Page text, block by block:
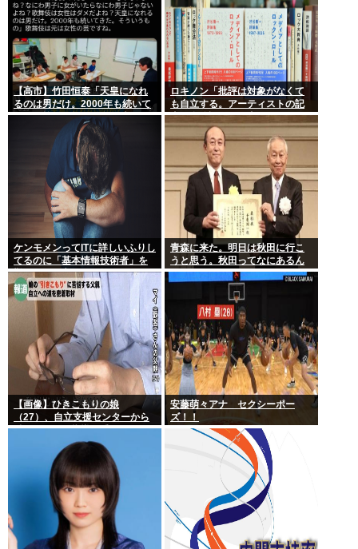
【高市】竹田恒泰「天皇になれ
るのは男だけ。2000年も続いて
きた伝統。歌舞伎も女は駄目だ
ロキノン「批評は対象がなくて
も自立する。アーティストの記
事に自分語りしか書かなくても
OK」 これさぁ…
ケンモメンってITに詳しいふりし
てるのに「基本情報技術者」を
難しいって言ってて笑ったわ
青森に来た。明日は秋田に行こ
うと思う。秋田ってなにあるん
だ？
【画像】ひきこもりの娘
（27）、自立支援センターから
酷いスパルタ指導を受けてしま
安藤萌々アナ セクシーポー
ズ！！